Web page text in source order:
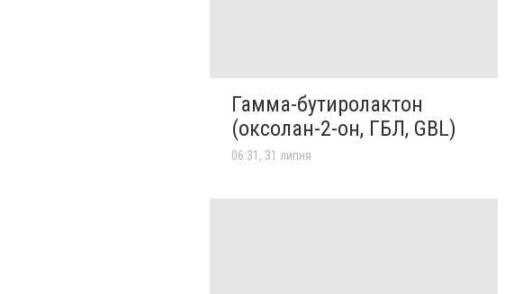
Гамма-бутиролактон
(оксолан-2-он, ГБЛ, GBL)
06:31, 31 липня